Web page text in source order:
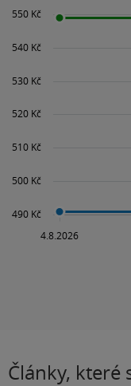
Články, které